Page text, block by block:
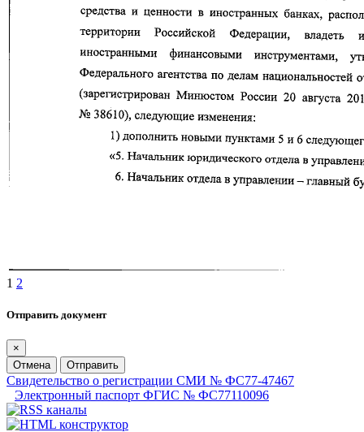
1 2
Отправить документ
×
Отмена
Отправить
Свидетельство о регистрации СМИ № ФС77-47467
Электронный паспорт ФГИС № ФС77110096